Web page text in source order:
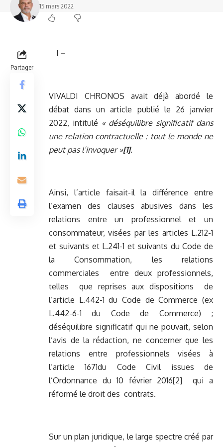
15 mars 2022
Partager
I –
VIVALDI CHRONOS avait déjà abordé le
débat dans un article publié le 26 janvier
2022, intitulé « déséquilibre significatif dans
une relation contractuelle : tout le monde ne
peut pas l’invoquer»[1].
Ainsi, l’article faisait-il la différence entre
l’examen des clauses abusives dans les
relations entre un professionnel et un
consommateur, visées par les articles L.212-1
et suivants et L.241-1 et suivants du Code de
la Consommation, les relations
commerciales entre deux professionnels,
telles que reprises aux dispositions de
l’article L.442-1 du Code de Commerce (ex
L.442-6-1 du Code de Commerce) ;
déséquilibre significatif qui ne pouvait, selon
l’avis de la rédaction, ne concerner que les
relations entre professionnels visées à
l’article 1671du Code Civil issues de
l’Ordonnance du 10 février 2016[2] qui a
réformé le droit des contrats.
Sur un plan juridique, le large spectre créé par